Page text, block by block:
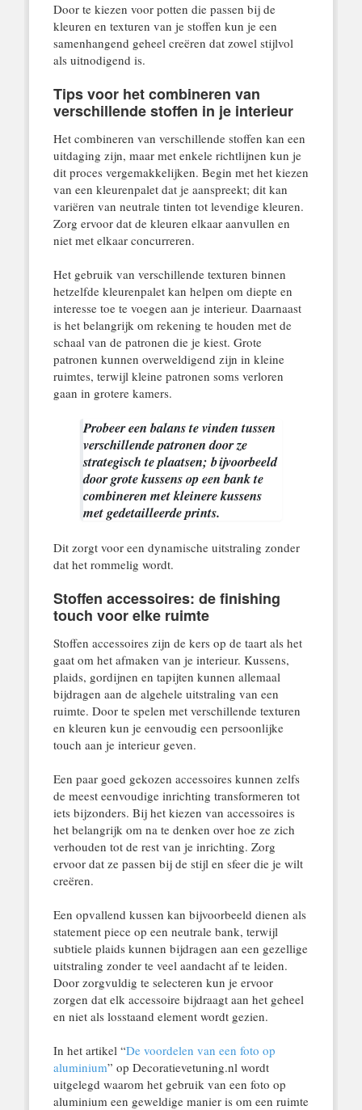
Door te kiezen voor potten die passen bij de
kleuren en texturen van je stoffen kun je een
samenhangend geheel creëren dat zowel stijlvol
als uitnodigend is.
Tips voor het combineren van
verschillende stoffen in je interieur
Het combineren van verschillende stoffen kan een
uitdaging zijn, maar met enkele richtlijnen kun je
dit proces vergemakkelijken. Begin met het kiezen
van een kleurenpalet dat je aanspreekt; dit kan
variëren van neutrale tinten tot levendige kleuren.
Zorg ervoor dat de kleuren elkaar aanvullen en
niet met elkaar concurreren.
Het gebruik van verschillende texturen binnen
hetzelfde kleurenpalet kan helpen om diepte en
interesse toe te voegen aan je interieur. Daarnaast
is het belangrijk om rekening te houden met de
schaal van de patronen die je kiest. Grote
patronen kunnen overweldigend zijn in kleine
ruimtes, terwijl kleine patronen soms verloren
gaan in grotere kamers.
Probeer een balans te vinden tussen
verschillende patronen door ze
strategisch te plaatsen; bijvoorbeeld
door grote kussens op een bank te
combineren met kleinere kussens
met gedetailleerde prints.
Dit zorgt voor een dynamische uitstraling zonder
dat het rommelig wordt.
Stoffen accessoires: de finishing
touch voor elke ruimte
Stoffen accessoires zijn de kers op de taart als het
gaat om het afmaken van je interieur. Kussens,
plaids, gordijnen en tapijten kunnen allemaal
bijdragen aan de algehele uitstraling van een
ruimte. Door te spelen met verschillende texturen
en kleuren kun je eenvoudig een persoonlijke
touch aan je interieur geven.
Een paar goed gekozen accessoires kunnen zelfs
de meest eenvoudige inrichting transformeren tot
iets bijzonders. Bij het kiezen van accessoires is
het belangrijk om na te denken over hoe ze zich
verhouden tot de rest van je inrichting. Zorg
ervoor dat ze passen bij de stijl en sfeer die je wilt
creëren.
Een opvallend kussen kan bijvoorbeeld dienen als
statement piece op een neutrale bank, terwijl
subtiele plaids kunnen bijdragen aan een gezellige
uitstraling zonder te veel aandacht af te leiden.
Door zorgvuldig te selecteren kun je ervoor
zorgen dat elk accessoire bijdraagt aan het geheel
en niet als losstaand element wordt gezien.
In het artikel “De voordelen van een foto op
aluminium” op Decoratievetuning.nl wordt
uitgelegd waarom het gebruik van een foto op
aluminium een geweldige manier is om een ruimte